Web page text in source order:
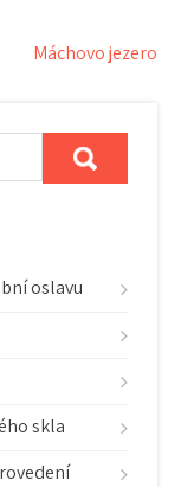
Máchovo jezero
oslavu
skla